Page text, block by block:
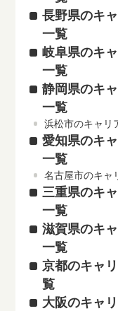
長野県のキ
一覧
岐阜県のキ
一覧
静岡県のキ
一覧
浜松市のキャリ
愛知県のキ
一覧
名古屋市のキャ
三重県のキ
一覧
滋賀県のキ
一覧
京都のキャ
覧
大阪のキャ